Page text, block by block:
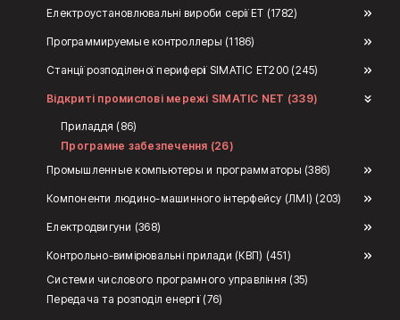
Електроустановлювальні вироби серії ЕТ (1782)
Программируемые контроллеры (1186)
Станції розподіленої периферії SIMATIC ET200 (245)
Відкриті промислові мережі SIMATIC NET (339)
Приладдя (86)
Програмне забезпечення (26)
Промышленные компьютеры и программаторы (386)
Компоненти людино-машинного інтерфейсу (ЛМІ) (203)
Електродвигуни (368)
Контрольно-вимірювальні прилади (КВП) (451)
Системи числового програмного управління (35)
Передача та розподіл енергії (76)